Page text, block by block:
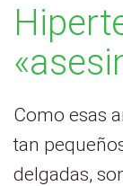
Como esas
tan
delgadas,